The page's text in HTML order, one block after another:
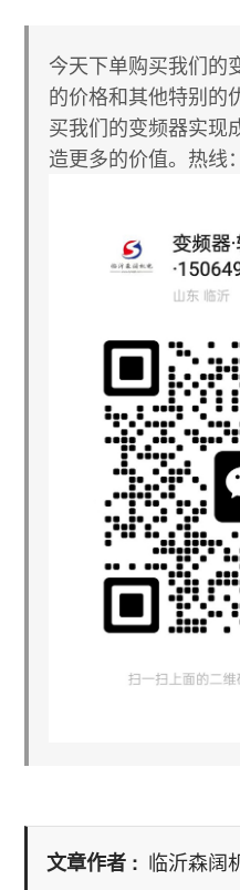
今天下单购买我们的
的价格和其他特别的
买我们的变频器实现
造更多的价值。热线：
文章作者
临沂森阔